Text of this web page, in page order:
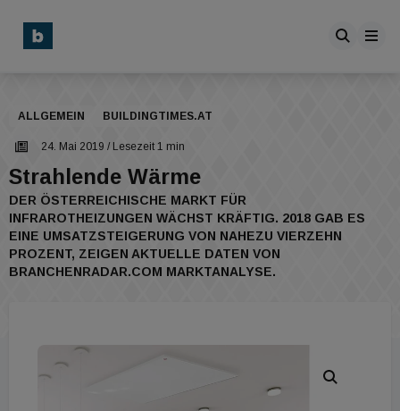
ALLGEMEIN BUILDINGTIMES.AT
24. Mai 2019 / Lesezeit 1 min
Strahlende Wärme
DER ÖSTERREICHISCHE MARKT FÜR
INFRAROTHEIZUNGEN WÄCHST KRÄFTIG. 2018 GAB ES
EINE UMSATZSTEIGERUNG VON NAHEZU VIERZEHN
PROZENT, ZEIGEN AKTUELLE DATEN VON
BRANCHENRADAR.COM MARKTANALYSE.